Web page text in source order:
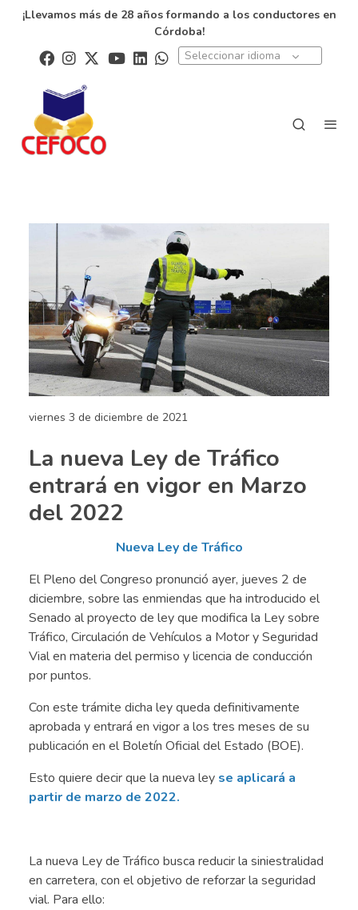
¡Llevamos más de 28 años formando a los conductores en
Córdoba!
Seleccionar idioma
viernes 3 de diciembre de 2021
La nueva Ley de Tráfico
entrará en vigor en Marzo
del 2022
Nueva Ley de Tráfico
El Pleno del Congreso pronunció ayer, jueves 2 de
diciembre, sobre las enmiendas que ha introducido el
Senado al proyecto de ley que modifica la Ley sobre
Tráfico, Circulación de Vehículos a Motor y Seguridad
Vial en materia del permiso y licencia de conducción
por puntos.
Con este trámite dicha ley queda definitivamente
aprobada y entrará en vigor a los tres meses de su
publicación en el Boletín Oficial del Estado (BOE).
Esto quiere decir que la nueva ley se aplicará a
partir de marzo de 2022.
La nueva Ley de Tráfico busca reducir la siniestralidad
en carretera, con el objetivo de reforzar la seguridad
vial. Para ello: